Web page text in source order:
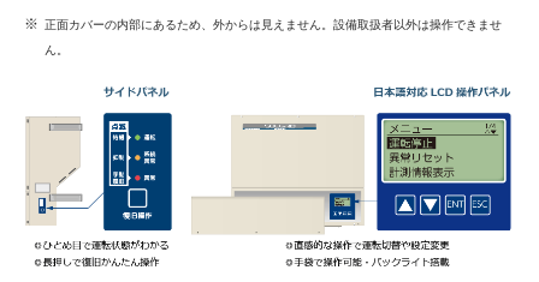
正面カバーの内部にあるため、外からは見えません。設備取扱者以外は操作できませ
ん。